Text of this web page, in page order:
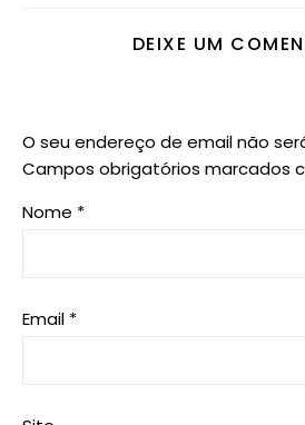
DEIXE UM
O seu endereço de email não
Campos obrigatórios marcados
Nome *
Email *